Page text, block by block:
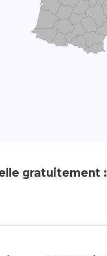
gratuitement